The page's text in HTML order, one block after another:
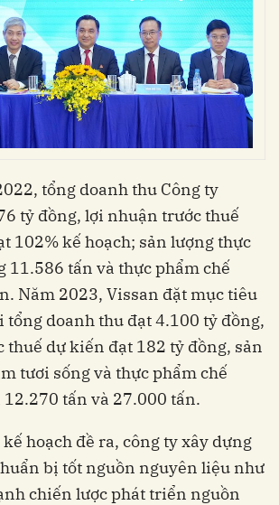
tổng doanh thu Công ty
tỷ đồng, lợi nhuận trước thuế
102% kế hoạch; sản lượng thực
11.586 tấn và thực phẩm chế
Năm 2023, Vissan đặt mục tiêu
tổng doanh thu đạt 4.100 tỷ đồng,
thuế dự kiến đạt 182 tỷ đồng, sản
tươi sống và thực phẩm chế
tấn và 27.000 tấn.
hoạch đề ra, công ty xây dựng
bị tốt nguồn nguyên liệu như
chiến lược phát triển nguồn